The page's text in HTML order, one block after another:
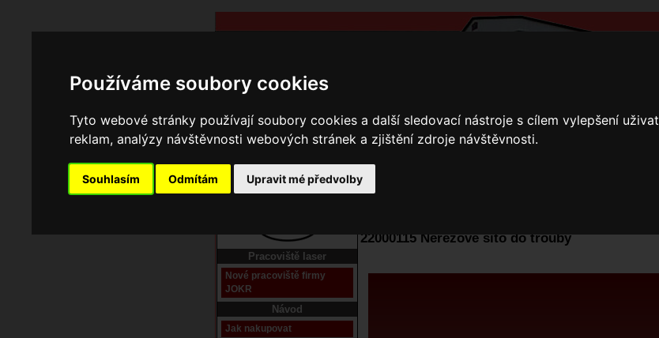
Používáme soubory cookies
Tyto webové stránky používají soubory cookies a další sledovací nástroje s cílem vylepšení
reklam, analýzy návštěvnosti webových stránek a zjištění zdroje návštěvnosti.
Souhlasím Odmítám Upravit mé předvolby
Domů Kontakty
Pracoviště laser
Nové pracoviště firmy
JOKR
Návod
Jak nakupovat
22000115 Nerezové síto do trouby